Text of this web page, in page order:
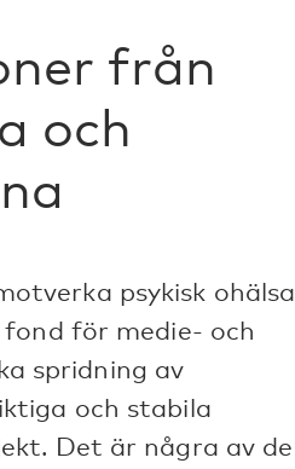
från
och
psykisk ohälsa
för medie- och
spridning av
och stabila
Det är några av de